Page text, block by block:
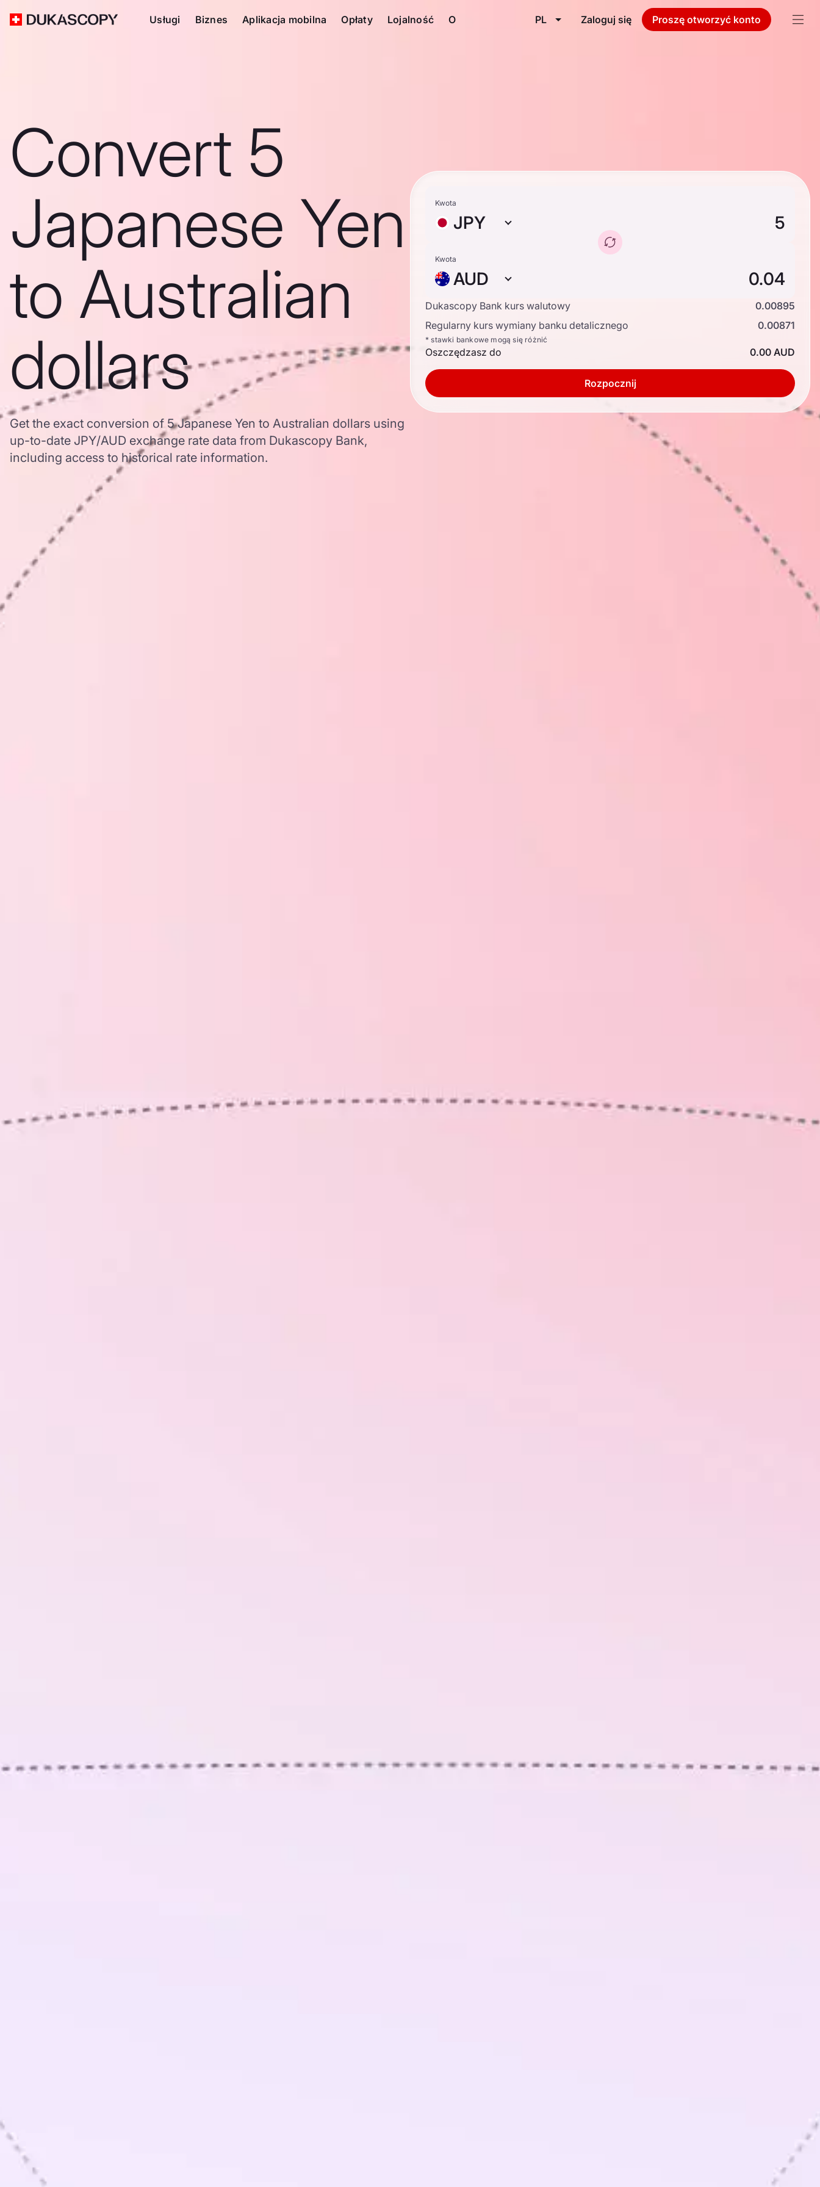
Usługi Biznes Aplikacja mobilna Opłaty Lojalność O PL Zaloguj się Proszę otworzyć konto
Convert 5
Japanese Yen
to Australian
dollars
Get the exact conversion of 5 Japanese Yen to Australian dollars using
up-to-date JPY/AUD exchange rate data from Dukascopy Bank,
including access to historical rate information.
Kwota
JPY
Kwota
AUD
Dukascopy Bank kurs walutowy
0.00895
Regularny kurs wymiany banku detalicznego
0.00871
* stawki bankowe mogą się różnić
Oszczędzasz do 0.00 AUD
Rozpocznij